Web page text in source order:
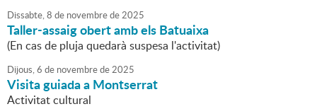
Dissabte,8 de novembrede2025
Taller-assaig obert amb els Batuaixa
(En cas de pluja quedarà suspesa l'activitat)
Dijous,6 de novembrede2025
Visita guiada a Montserrat
Activitat cultural